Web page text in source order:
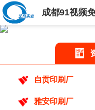
成都91视频
自贡印刷厂
雅安印刷厂